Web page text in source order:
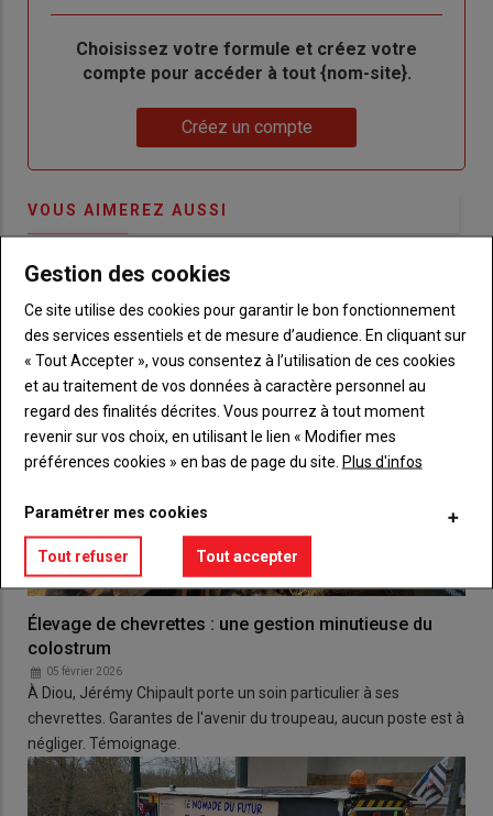
BodyChoisissez votre formule et créez votre
compte pour accéder à tout {nom-site}.
Créez un compte
VOUS AIMEREZ AUSSI
Élevage de chevrettes : une gestion minutieuse du
colostrum
05 février 2026
À Diou, Jérémy Chipault porte un soin particulier à ses
chevrettes. Garantes de l'avenir du troupeau, aucun poste est à
négliger. Témoignage.
Gestion des cookies
Ce site utilise des cookies pour garantir le bon fonctionnement
des services essentiels et de mesure d’audience. En cliquant sur
« Tout Accepter », vous consentez à l’utilisation de ces cookies
et au traitement de vos données à caractère personnel au
regard des finalités décrites. Vous pourrez à tout moment
revenir sur vos choix, en utilisant le lien « Modifier mes
préférences cookies » en bas de page du site. Plus d'infos
Paramétrer mes cookies
Tout refuser Tout accepter